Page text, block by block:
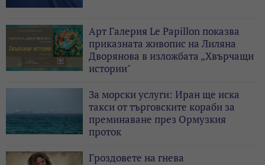
Арт Галерия Le Papillon показва
приказната живопис на Лиляна
Дворянова в изложбата „Хвърчащи
истории"
За морски услуги: Иран ще иска
такси от търговските кораби за
преминаване през Ормузкия
проток
Гроздовете на гнева